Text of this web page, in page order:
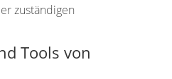
zuständigen
Tools von